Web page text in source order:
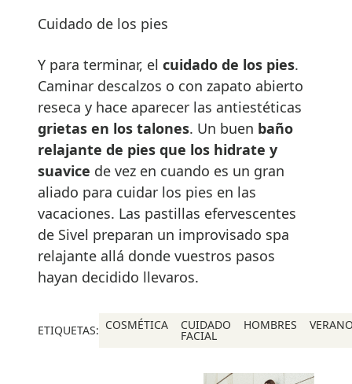
Cuidado de los pies
Y para terminar, el cuidado de los pies.
Caminar descalzos o con zapato abierto
reseca y hace aparecer las antiestéticas
grietas en los talones. Un buen baño
relajante de pies que los hidrate y
suavice de vez en cuando es un gran
aliado para cuidar los pies en las
vacaciones. Las pastillas efervescentes
de Sivel preparan un improvisado spa
relajante allá donde vuestros pasos
hayan decidido llevaros.
ETIQUETAS: COSMÉTICA CUIDADO
FACIAL
HOMBRES